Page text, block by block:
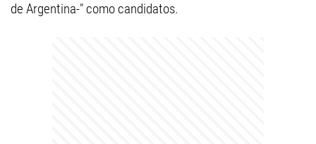
de Argentina-" como candidatos.